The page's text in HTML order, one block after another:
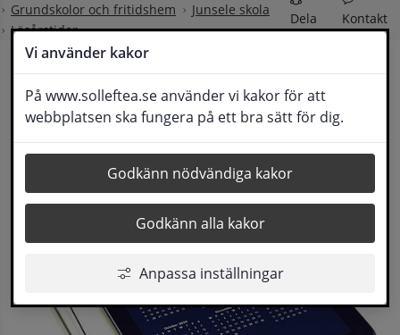
Vi använder kakor
På www.solleftea.se använder vi kakor för att
webbplatsen ska fungera på ett bra sätt för dig.
Godkänn nödvändiga kakor
Godkänn alla kakor
Anpassa inställningar
Grundskolor och fritidshem
Junsele skola
Läsårstider
Dela Kontakt
Läsårstider